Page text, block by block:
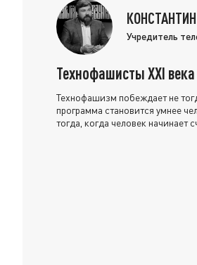
Учредитель
Технофашисты XXI века
Технофашизм побеждает не
программа становится умнее
тогда, когда человек начинает